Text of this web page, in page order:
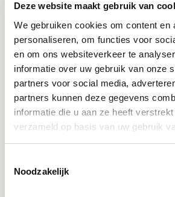
Deze website maakt gebruik van
We gebruiken cookies om content en
personaliseren, om functies voor
en om ons websiteverkeer te
informatie over uw gebruik van onze
partners voor social media,
partners kunnen deze gegevens
informatie die u aan ze heeft
verzameld op basis van uw gebruik
Noodzakelijk
Direct advies
App:06-21959869of bel: 050-409 69 96
Facebook
Bekijk Facebook
Inspiratie, informatie en
Instagram